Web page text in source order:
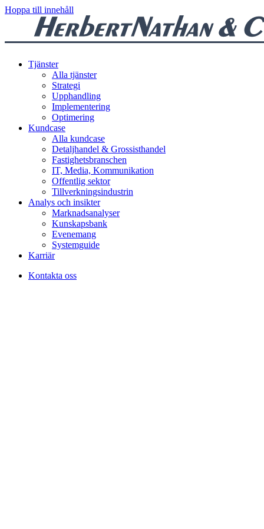
Hoppa till innehåll
Tjänster
Alla tjänster
Strategi
Upphandling
Implementering
Optimering
Kundcase
Alla kundcase
Detaljhandel & Grossisthandel
Fastighetsbranschen
IT, Media, Kommunikation
Offentlig sektor
Tillverkningsindustrin
Analys och insikter
Marknadsanalyser
Kunskapsbank
Evenemang
Systemguide
Karriär
Kontakta oss